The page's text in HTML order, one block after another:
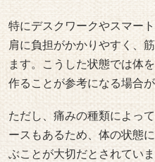
特にデスクワークやスマー
肩に負担がかかりやすく、
ます。こうした状態では体
作ることが参考になる場合が
ただし、痛みの種類によっ
ースもあるため、体の状態
ぶことが大切だとされていま